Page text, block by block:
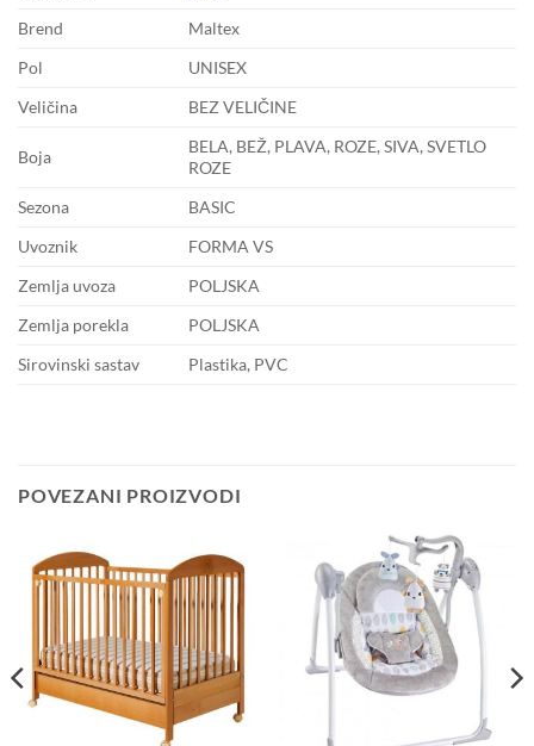
Brend
Maltex
Pol
UNISEX
Veličina
BEZ VELIČINE
Boja
BELA, BEŽ, PLAVA, ROZE, SIVA, SVETLO
ROZE
Sezona
BASIC
Uvoznik
FORMA VS
Zemlja uvoza
POLJSKA
Zemlja porekla
POLJSKA
Sirovinski sastav
Plastika, PVC
POVEZANI PROIZVODI